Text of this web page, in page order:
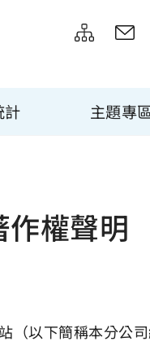
計 主題專
作權聲明
（以下簡稱本分公